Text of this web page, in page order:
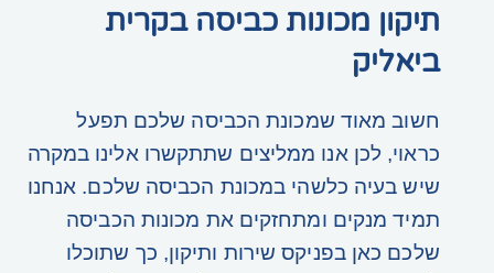
תיקון מכונות כביסה בקרית
ביאליק
חשוב מאוד שמכונת הכביסה שלכם תפעל
כראוי, לכן אנו ממליצים שתתקשרו אלינו במקרה
שיש בעיה כלשהי במכונת הכביסה שלכם. אנחנו
תמיד מנקים ומתחזקים את מכונות הכביסה
שלכם כאן בפניקס שירות ותיקון, כך שתוכלו